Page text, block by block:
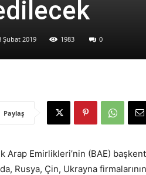
Şubat 2019 1983 0
Paylaş
Arap Emirlikleri’nin (BAE)
Rusya, Çin, Ukrayna